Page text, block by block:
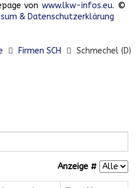
von www.lkw-infos.eu. ©
& Datenschutzerklärung
Firmen SCH Schmechel (D)
Anzeige #